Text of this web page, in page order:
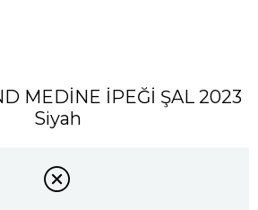
MEDİNE İPEĞİ ŞAL 2023
Siyah